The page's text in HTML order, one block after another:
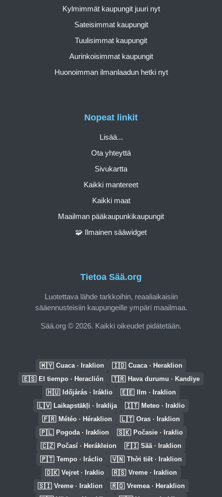
Tietoa Sää.org
Luotettava lähde tarkkoihin, reaaliaikaisiin
sääennusteisiin kaupungeille ympäri maailmaa.
Sää.org © 2026. Kaikki oikeudet pidätetään.
Nopeat linkit
Lisää...
Ota yhteyttä
Sivukartta
Kaikki mantereet
Kaikki maat
Maailman pääkaupunkikaupungit
🧩 Ilmainen sääwidget
Kylmimmät kaupungit juuri nyt
Sateisimmat kaupungit
Tuulisimmat kaupungit
Aurinkoisimmat kaupungit
Huonoimman ilmanlaadun hetki nyt
🇲🇾 Cuaca · Iraklion 🇮🇩 Cuaca · Heraklion
🇪🇸 El tiempo · Heraclión 🇹🇷 Hava durumu · Kandiye
🇭🇺 Időjárás · Iráklio 🇪🇪 Ilm · Iraklion
🇱🇻 Laikapstākļi · Iraklija 🇮🇹 Meteo · Iraklio
🇫🇷 Météo · Héraklion 🇱🇹 Oras · Iraklion
🇵🇱 Pogoda · Iraklion 🇸🇰 Počasie · Iraklio
🇨🇿 Počasí · Herákleion 🇫🇮 Sää · Iraklion
🇵🇹 Tempo · Iráclio 🇻🇳 Thời tiết · Iraklion
🇩🇰 Vejret · Iraklio 🇷🇸 Vreme · Iraklion
🇸🇮 Vreme · Iraklion 🇷🇴 Vremea · Heraklion